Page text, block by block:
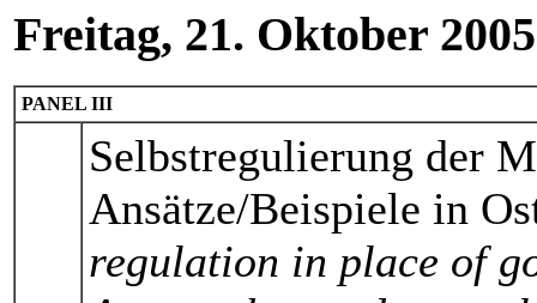
Freitag, 21. Oktober
PANEL III
Selbstregulierung der
Ansätze/Beispiele in
regulation in place of